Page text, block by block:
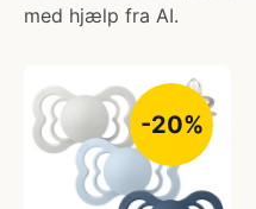
med hjælp fra AI.
-20%